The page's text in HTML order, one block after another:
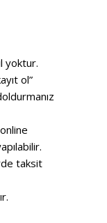
yoktur.
ol”
taksit